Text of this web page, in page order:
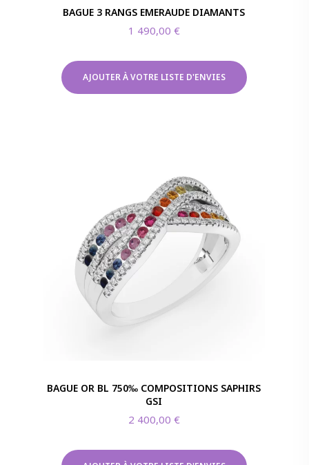
BAGUE 3 RANGS EMERAUDE DIAMANTS
1 490,00 €
AJOUTER À VOTRE LISTE D'ENVIES
BAGUE OR BL 750‰ COMPOSITIONS SAPHIRS
GSI
2 400,00 €